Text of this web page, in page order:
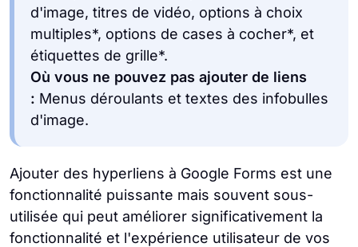
d'image, titres de vidéo, options à choix
multiples*, options de cases à cocher*, et
étiquettes de grille*.
Où vous ne pouvez pas ajouter de liens
: Menus déroulants et textes des infobulles
d'image.
Ajouter des hyperliens à Google Forms est une
fonctionnalité puissante mais souvent sous-
utilisée qui peut améliorer significativement la
fonctionnalité et l'expérience utilisateur de vos